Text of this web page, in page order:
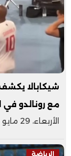
شيكابالا
مع رونالدو في
الأربعاء، 29 مايو 2024 12:33 م
الرياضة